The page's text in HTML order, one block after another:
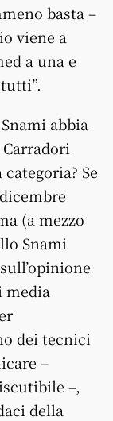
basta –
viene a
a una e
abbia
Se
(a mezzo
Snami
media
dei tecnici
–
–,
della